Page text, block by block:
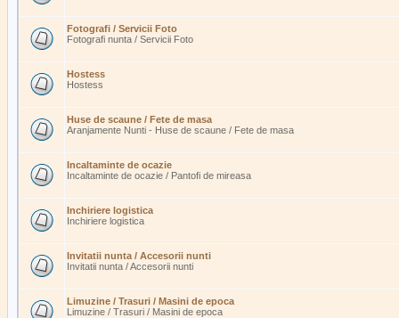
Fotografi / Servicii Foto
Fotografi nunta / Servicii Foto
Hostess
Hostess
Huse de scaune / Fete de masa
Aranjamente Nunti - Huse de scaune / Fete de masa
Incaltaminte de ocazie
Incaltaminte de ocazie / Pantofi de mireasa
Inchiriere logistica
Inchiriere logistica
Invitatii nunta / Accesorii nunti
Invitatii nunta / Accesorii nunti
Limuzine / Trasuri / Masini de epoca
Limuzine / Trasuri / Masini de epoca